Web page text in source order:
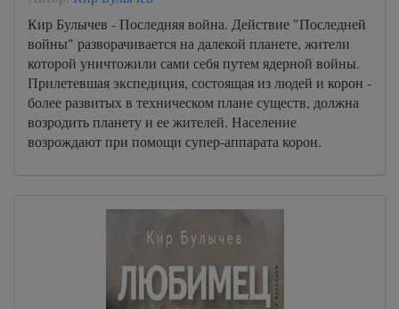
Кир Булычев - Последняя война. Действие "Последней
войны" разворачивается на далекой планете, жители
которой уничтожили сами себя путем ядерной войны.
Прилетевшая экспедиция, состоящая из людей и корон -
более развитых в техническом плане существ, должна
возродить планету и ее жителей. Население
возрождают при помощи супер-аппарата корон.